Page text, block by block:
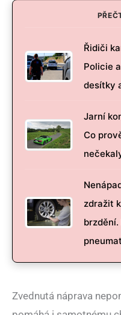
Řidiči
Policie
desítky
Jarní
Co
zdražit
Zvednutá náprava